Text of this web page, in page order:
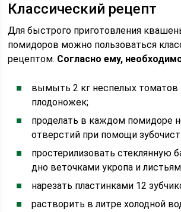
Классический рецепт
Для быстрого приготовления
помидоров можно пользоваться
рецептом. Согласно ему,
вымыть 2 кг неспелых томатов
плодоножек;
проделать в каждом помидоре
отверстий при помощи
простерилизовать стеклянную
дно веточками укропа и
нарезать пластинками 12
растворить в литре холодной